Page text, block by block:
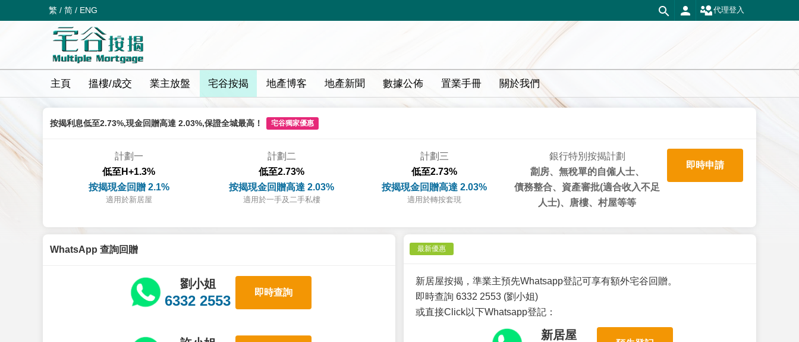
繁 / 简 / ENG 代理登入
主頁 搵樓/成交 業主放盤 宅谷按揭 地產博客 地產新聞 數據公佈 置業手冊 關於我們
按揭利息低至2.73%,現金回贈高達 2.03%,保證全城最高！ 宅谷獨家優惠
計劃一
低至H+1.3%
按揭現金回贈 2.1%
適用於新居屋
計劃二
低至2.73%
按揭現金回贈高達 2.03%
適用於一手及二手私樓
計劃三
低至2.73%
按揭現金回贈高達 2.03%
適用於轉按套現
銀行特別按揭計劃
劏房、無稅單的自僱人士、
債務整合、資產審批(適合收入不足
人士)、唐樓、村屋等等
即時申請
WhatsApp 查詢回贈
劉小姐
6332 2553
即時查詢
最新優惠
新居屋按揭，準業主預先Whatsapp登記可享有額外宅谷回贈。
即時查詢 6332 2553 (劉小姐)
或直接Click以下Whatsapp登記：
新居屋